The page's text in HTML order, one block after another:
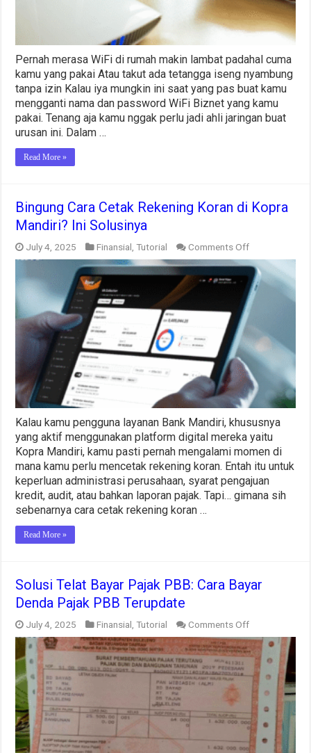
Pernah merasa WiFi di rumah makin lambat padahal cuma
kamu yang pakai Atau takut ada tetangga iseng nyambung
tanpa izin Kalau iya mungkin ini saat yang pas buat kamu
mengganti nama dan password WiFi Biznet yang kamu
pakai. Tenang aja kamu nggak perlu jadi ahli jaringan buat
urusan ini. Dalam …
Read More »
Bingung Cara Cetak Rekening Koran di Kopra
Mandiri? Ini Solusinya
July 4, 2025 Finansial ,Tutorial Comments Offon
Bingung
Cara
Cetak
Rekening
Koran
di
Mandiri?
Ini
Solusinya
Kalau kamu pengguna layanan Bank Mandiri, khususnya
yang aktif menggunakan platform digital mereka yaitu
Kopra Mandiri, kamu pasti pernah mengalami momen di
mana kamu perlu mencetak rekening koran. Entah itu untuk
keperluan administrasi perusahaan, syarat pengajuan
kredit, audit, atau bahkan laporan pajak. Tapi… gimana sih
sebenarnya cara cetak rekening koran …
Read More »
Solusi Telat Bayar Pajak PBB: Cara Bayar
Denda Pajak PBB Terupdate
July 4, 2025 Finansial,Tutorial Comments Offon
Solusi
Telat
Bayar
Pajak
PBB:
Cara
Bayar
Denda
Pajak
PBB
Terupdate